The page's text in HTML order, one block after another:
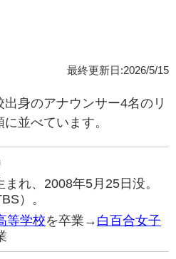
最終更新日:2026/5/15
身のアナウンサー4名のリ
並べています。
れ、2008年5月25日没。
）。
等学校を卒業→ 白百合女子